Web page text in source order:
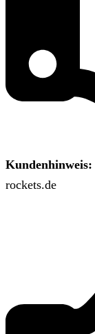
Kundenhinweis:
rockets.de